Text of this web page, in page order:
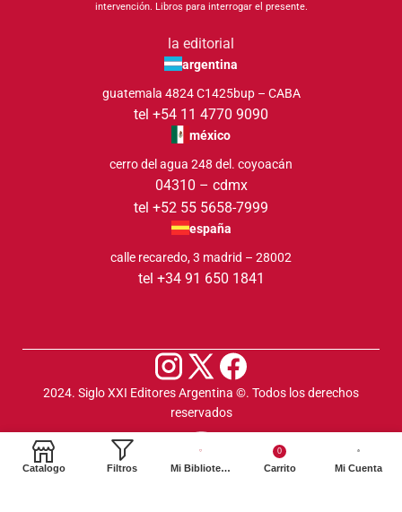
intervención. Libros para interrogar el presente.
la editorial
argentina
guatemala 4824 C1425bup – CABA
tel +54 11 4770 9090
méxico
cerro del agua 248 del. coyoacán
04310 – cdmx
tel +52 55 5658-7999
españa
calle recaredo, 3 madrid – 28002
tel +34 91 650 1841
2024. Siglo XXI Editores Argentina ©️. Todos los derechos
reservados
Catalogo Filtros Mi Biblioteca
0
Carrito Mi Cuenta